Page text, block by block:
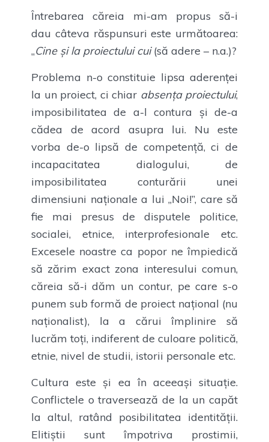
Întrebarea căreia mi-am propus să-i
dau câteva răspunsuri este următoarea:
„Cine și la proiectului cui(să adere – n.a.)?
Problema n-o constituie lipsa aderenței
la un proiect, ci chiar absența proiectului,
imposibilitatea de a-l contura și de-a
cădea de acord asupra lui. Nu este
vorba de-o lipsă de competență, ci de
incapacitatea dialogului, de
imposibilitatea conturării unei
dimensiuni naționale a lui „Noi!”, care să
fie mai presus de disputele politice,
socialei, etnice, interprofesionale etc.
Excesele noastre ca popor ne împiedică
să zărim exact zona interesului comun,
căreia să-i dăm un contur, pe care s-o
punem sub formă de proiect național (nu
naționalist), la a cărui împlinire să
lucrăm toți, indiferent de culoare politică,
etnie, nivel de studii, istorii personale etc.
Cultura este și ea în aceeași situație.
Conflictele o traversează de la un capăt
la altul, ratând posibilitatea identității.
Elitiștii sunt împotriva prostimii,